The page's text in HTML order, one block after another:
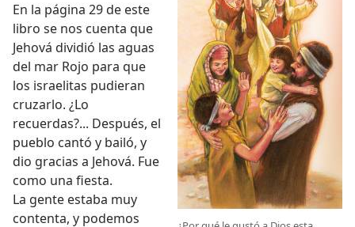
En la página 29 de este
libro se nos cuenta que
Jehová dividió las aguas
del mar Rojo para que
los israelitas pudieran
cruzarlo. ¿Lo
recuerdas?... Después, el
pueblo cantó y bailó, y
dio gracias a Jehová. Fue
como una fiesta.
La gente estaba muy
contenta, y podemos